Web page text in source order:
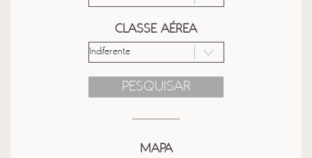
CLASSE AÉREA
PESQUISAR
MAPA